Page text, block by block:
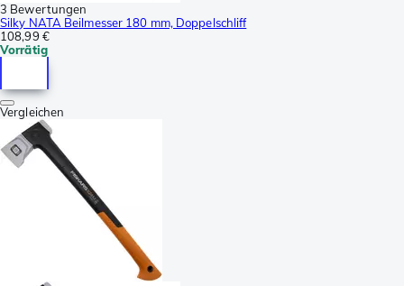
3 Bewertungen
Silky NATA Beilmesser 180 mm, Doppelschliff
108,99 €
Vorrätig
Vergleichen